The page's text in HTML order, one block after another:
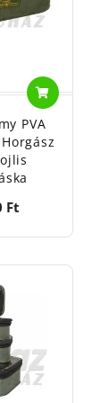
táskák.
PVA
Ft